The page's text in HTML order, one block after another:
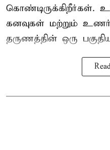
கொண்டிருக்கிறீர்கள்.
கனவுகள் மற்றும்
தருணத்தின் ஒரு